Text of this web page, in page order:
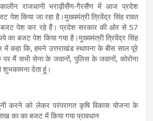
राजधानी भराड़ीसैंण-गैरसैंण में आज प्रदेश
किया जा रहा है।मुख्यमंत्री त्रिवेंद्र सिंह रावत
पेश कर रहे हैं। प्रदेश सरकार की ओर से 57
का बजट पेश किया गया है।मुख्यमंत्री त्रिवेंद्र सिंह
में कहा कि, हमने उत्तराखंड स्थापना के बीस साल पूरे
मैं सभी सेना के जवानों, पुलिस के जवानों, कोरोना
शुभकामना देता हूं।
करने को लेकर परंपरागत कृषि विकास योजना के
का का बजट में किया गया प्रावधान